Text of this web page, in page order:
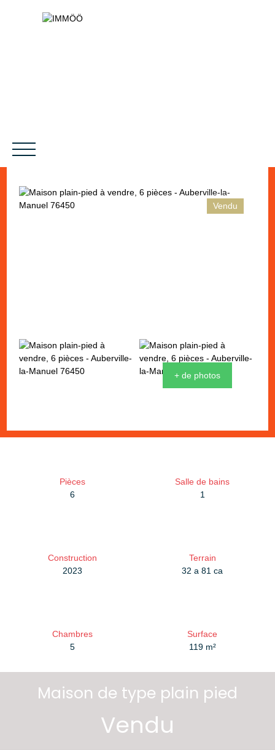
Vendu
+ de photos
Pièces
6
Salle de bains
1
Construction
2023
Terrain
32 a 81 ca
Chambres
5
Surface
119 m²
Maison de type plain pied
Vendu